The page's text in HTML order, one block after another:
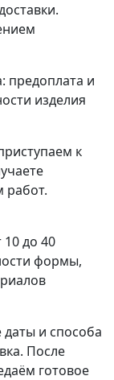
предоплата и
изделия
к
работ.
10 до 40
формы,
и способа
После
готовое